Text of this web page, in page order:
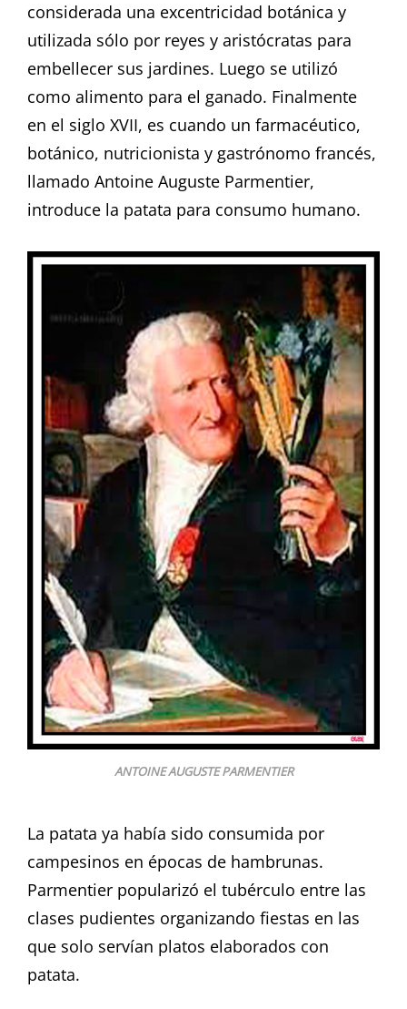
considerada una excentricidad botánica y
utilizada sólo por reyes y aristócratas para
embellecer sus jardines. Luego se utilizó
como alimento para el ganado. Finalmente
en el siglo XVII, es cuando un farmacéutico,
botánico, nutricionista y gastrónomo francés,
llamado Antoine Auguste Parmentier,
introduce la patata para consumo humano.
ANTOINE AUGUSTE PARMENTIER
La patata ya había sido consumida por
campesinos en épocas de hambrunas.
Parmentier popularizó el tubérculo entre las
clases pudientes organizando fiestas en las
que solo servían platos elaborados con
patata.